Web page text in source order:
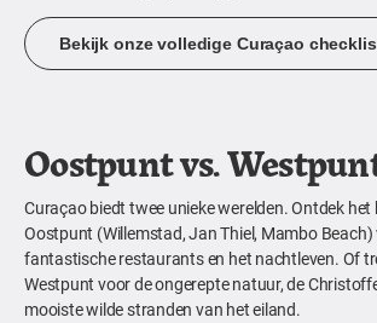
Bekijk onze volledige Curaçao
Oostpunt vs.
Curaçao biedt twee unieke werelden. Ontdek het
Oostpunt (Willemstad, Jan Thiel, Mambo Beach)
fantastische restaurants en het nachtleven. Of
Westpunt voor de ongerepte natuur, de
mooiste wilde stranden van het eiland.